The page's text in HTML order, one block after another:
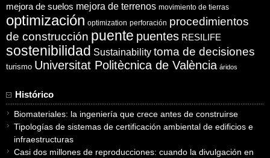
mejora de suelos mejora de terrenos movimiento de tierras
optimización optimization perforación procedimientos
de construcción puente puentes RESILIFE
sostenibilidad Sustainability toma de decisiones
turismo Universitat Politècnica de València áridos
Histórico
Biomateriales: la ingeniería que crece antes de construirse
Tipologías de sistemas de certificación ambiental de edificios e
infraestructuras
Casi dos millones de reproducciones: cuando la divulgación en